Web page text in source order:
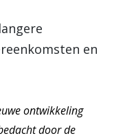
en
ontwikkeling
door de